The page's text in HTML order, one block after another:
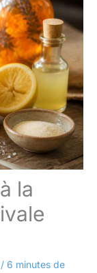
la
/ 6 minutes de